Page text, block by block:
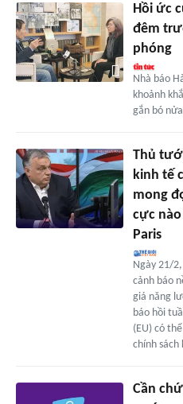
Hồi ức
đêm
phóng
Nhà báo
khoảnh
gắn bó
Thủ
kinh tế
mong
cực
Paris
Ngày 21/
cảnh báo
giá năng
báo hồi
(EU) có
chính
Cần